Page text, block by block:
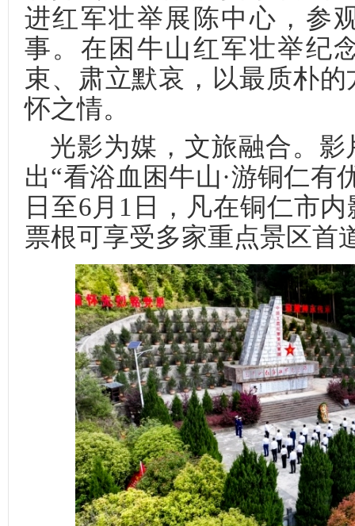
进红军壮举展陈中心，参
事。在困牛山红军壮举纪
束、肃立默哀，以最质朴
怀之情。
光影为媒，文旅融合。
出“看浴血困牛山·游铜仁有
日至6月1日，凡在铜仁市
票根可享受多家重点景区首